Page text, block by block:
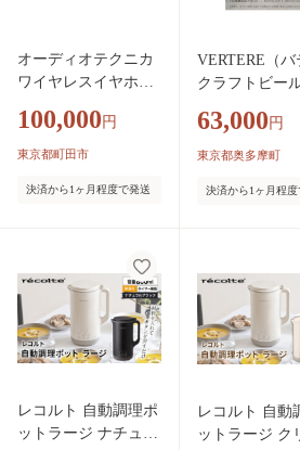
オーディオテクニカ
ワイヤレスイヤホン
100,000 円
東京都町田市
決済から1ヶ月程度で発送
VERTERE（バ
クラフトビー
奥多摩にある
ご当地 クラフ
比べ人気 東京
63,000 円
東京都奥多摩町
決済から1ヶ月程度
レコルト 自動調理ポ
ットラージ ナチュラ
レコルト 自動
ットラージ ク